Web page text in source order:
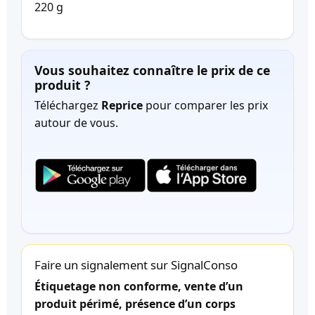
220 g
Vous souhaitez connaître le prix de ce
produit ?
Téléchargez Reprice pour comparer les prix
autour de vous.
Faire un signalement sur SignalConso
Étiquetage non conforme, vente d’un
produit périmé, présence d’un corps